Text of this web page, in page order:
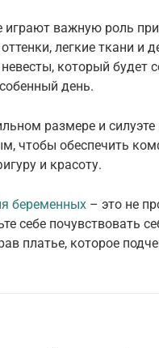
играют важную роль
легкие ткани и
который будет
день.
размере и
чтобы обеспечить
и красоту.
беременных – это не
себе почувствовать
платье, которое